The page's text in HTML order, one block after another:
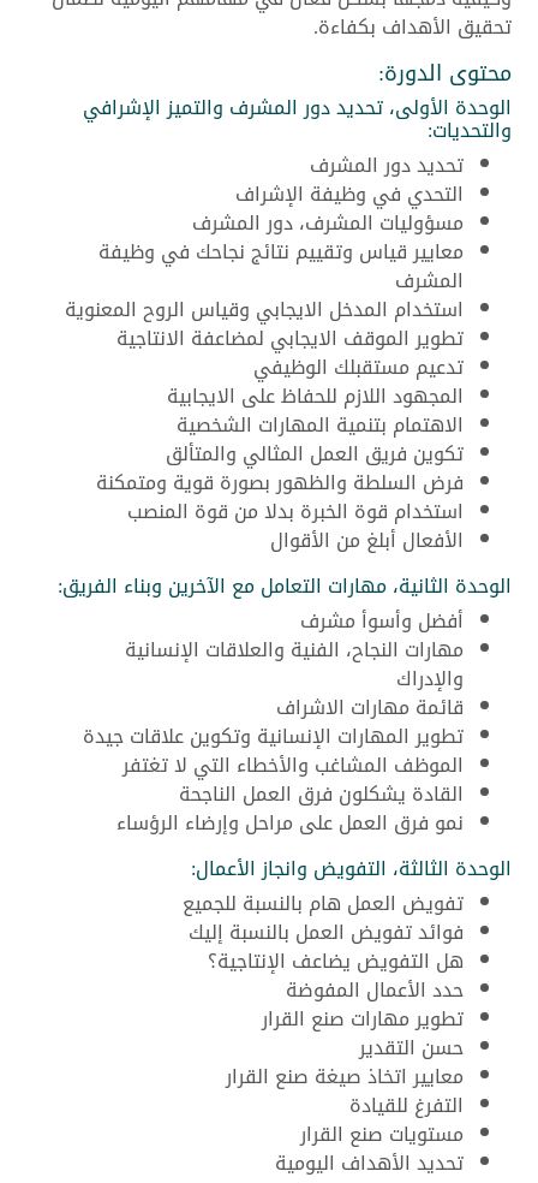
تحقيق الأهداف بكفاءة.
محتوى الدورة:
الوحدة الأولى، تحديد دور المشرف والتميز الإشرافي
والتحديات:
تحديد دور المشرف
التحدي في وظيفة الإشراف
مسؤوليات المشرف، دور المشرف
معايير قياس وتقييم نتائج نجاحك في وظيفة
المشرف
استخدام المدخل الايجابي وقياس الروح المعنوية
تطوير الموقف الايجابي لمضاعفة الانتاجية
تدعيم مستقبلك الوظيفي
المجهود اللازم للحفاظ على الايجابية
الاهتمام بتنمية المهارات الشخصية
تكوين فريق العمل المثالي والمتألق
فرض السلطة والظهور بصورة قوية ومتمكنة
استخدام قوة الخبرة بدلا من قوة المنصب
الأفعال أبلغ من الأقوال
الوحدة الثانية، مهارات التعامل مع الآخرين وبناء الفريق:
أفضل وأسوأ مشرف
مهارات النجاح، الفنية والعلاقات الإنسانية
والإدراك
قائمة مهارات الاشراف
تطوير المهارات الإنسانية وتكوين علاقات جيدة
الموظف المشاغب والأخطاء التي لا تغتفر
القادة يشكلون فرق العمل الناجحة
نمو فرق العمل على مراحل وإرضاء الرؤساء
الوحدة الثالثة، التفويض وانجاز الأعمال:
تفويض العمل هام بالنسبة للجميع
فوائد تفويض العمل بالنسبة إليك
هل التفويض يضاعف الإنتاجية؟
حدد الأعمال المفوضة
تطوير مهارات صنع القرار
حسن التقدير
معايير اتخاذ صيغة صنع القرار
التفرغ للقيادة
مستويات صنع القرار
تحديد الأهداف اليومية